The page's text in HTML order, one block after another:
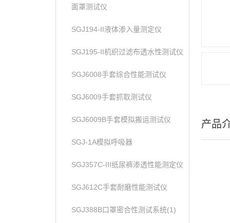
面罩测试仪
SGJ194-II液体渗入量测定仪
SGJ195-II机织过滤布透水性测试仪
SGJ6008手套综合性能测试仪
SGJ6009手套抓取测试仪
SGJ6009B手套模拟搬运测试仪
SGJ-1A模拟呼吸器
SGJ357C-III纸尿裤渗透性能测定仪
SGJ612C手套耐磨性能测试仪
SGJ388B口罩密合性测试系统(1)
产品